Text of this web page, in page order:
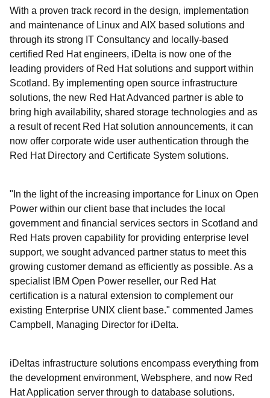
With a proven track record in the design, implementation
and maintenance of Linux and AIX based solutions and
through its strong IT Consultancy and locally-based
certified Red Hat engineers, iDelta is now one of the
leading providers of Red Hat solutions and support within
Scotland. By implementing open source infrastructure
solutions, the new Red Hat Advanced partner is able to
bring high availability, shared storage technologies and as
a result of recent Red Hat solution announcements, it can
now offer corporate wide user authentication through the
Red Hat Directory and Certificate System solutions.
"In the light of the increasing importance for Linux on Open
Power within our client base that includes the local
government and financial services sectors in Scotland and
Red Hats proven capability for providing enterprise level
support, we sought advanced partner status to meet this
growing customer demand as efficiently as possible. As a
specialist IBM Open Power reseller, our Red Hat
certification is a natural extension to complement our
existing Enterprise UNIX client base." commented James
Campbell, Managing Director for iDelta.
iDeltas infrastructure solutions encompass everything from
the development environment, Websphere, and now Red
Hat Application server through to database solutions.